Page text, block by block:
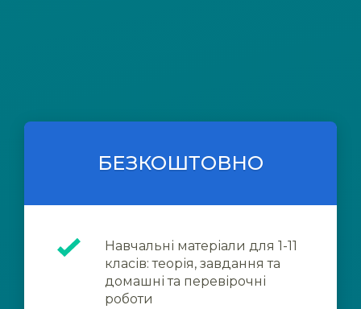
БЕЗКОШТОВНО
Навчальні матеріали для 1-11
класів: теорія, завдання та
домашні та перевірочні
роботи